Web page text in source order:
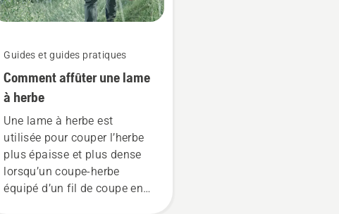
Guides et guides pratiques
Comment affûter une lame
à herbe
Une lame à herbe est
utilisée pour couper l’herbe
plus épaisse et plus dense
lorsqu’un coupe-herbe
équipé d’un fil de coupe en